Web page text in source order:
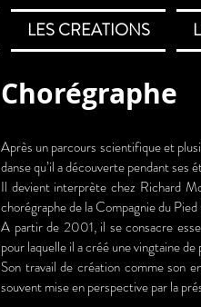
LES CREATIONS
Chorégraphe
Après un parcours scientifique et
danse qu’il a découverte pendant ses
Il devient interprète chez Richard
chorégraphe de la Compagnie du
A partir de 2001, il se consacre
pour laquelle il a créé une vingtaine de
Son travail de création comme son
souvent mise en perspective par la